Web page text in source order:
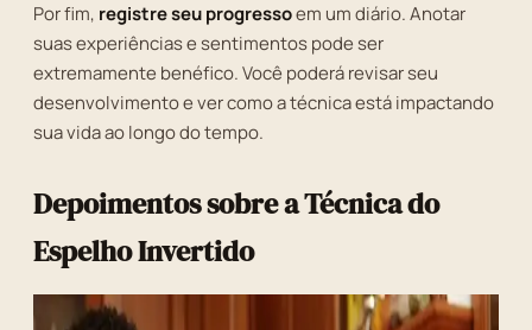
Por fim, registre seu progressoem um diário. Anotar
suas experiências e sentimentos pode ser
extremamente benéfico. Você poderá revisar seu
desenvolvimento e ver como a técnica está impactando
sua vida ao longo do tempo.
Depoimentos sobre a Técnica do
Espelho Invertido